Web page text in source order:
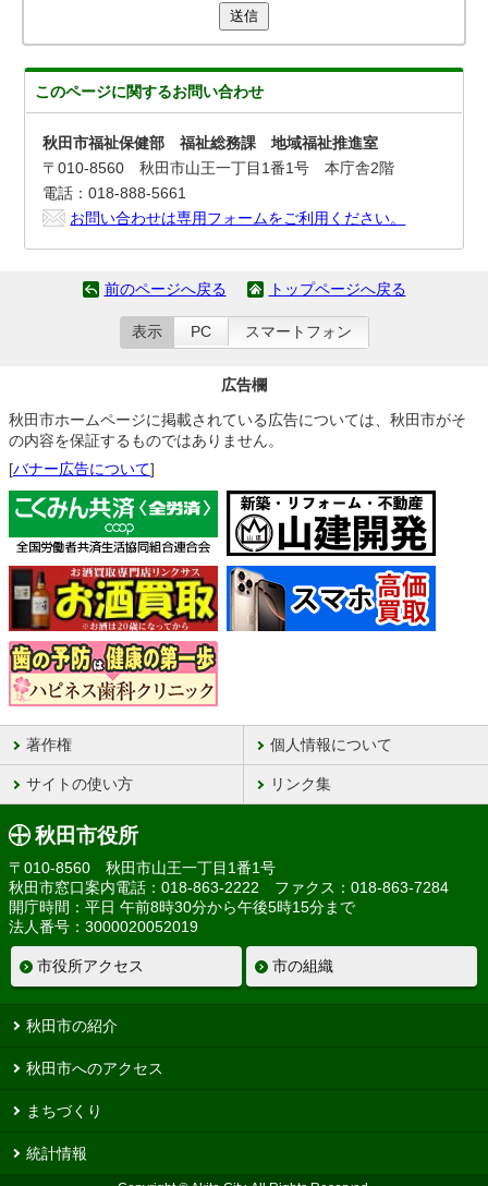
送信
このページに関するお問い合わせ
秋田市福祉保健部 福祉総務課 地域福祉推進室
〒010-8560 秋田市山王一丁目1番1号 本庁舎2階
電話：018-888-5661
お問い合わせは専用フォームをご利用ください。
前のページへ戻る トップページへ戻る
表示 PC スマートフォン
広告欄
秋田市ホームページに掲載されている広告については、秋田市がそ
の内容を保証するものではありません。
[バナー広告について]
著作権 個人情報について
サイトの使い方 リンク集
秋田市役所
〒010-8560 秋田市山王一丁目1番1号
秋田市窓口案内電話：018-863-2222 ファクス：018-863-7284
開庁時間：平日 午前8時30分から午後5時15分まで
法人番号：3000020052019
市役所アクセス 市の組織
秋田市の紹介
秋田市へのアクセス
まちづくり
統計情報